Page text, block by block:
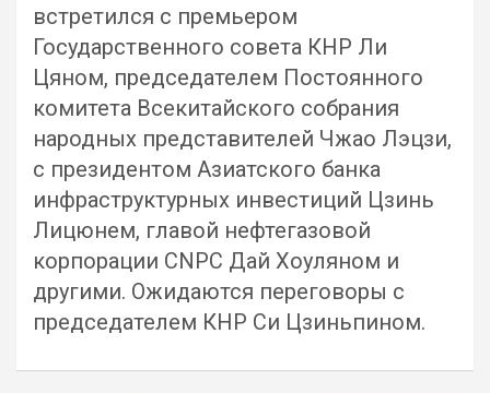
встретился с премьером
Государственного совета КНР Ли
Цяном, председателем Постоянного
комитета Всекитайского собрания
народных представителей Чжао Лэцзи,
с президентом Азиатского банка
инфраструктурных инвестиций Цзинь
Лицюнем, главой нефтегазовой
корпорации CNPC Дай Хоуляном и
другими. Ожидаются переговоры с
председателем КНР Си Цзиньпином.